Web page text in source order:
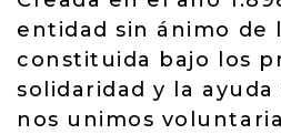
entidad sin ánimo de
constituida bajo los
solidaridad y la
nos unimos